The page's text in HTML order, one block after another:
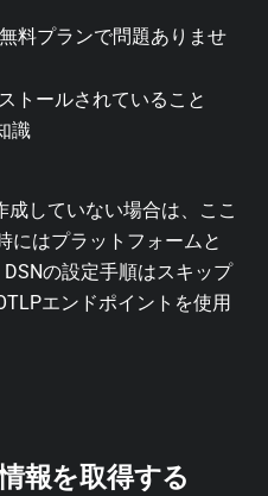
無料プランで問題ありませ
トールされていること
識
成していない場合は、ここ
にはプラットフォームと
の設定手順はスキップ
エンドポイントを使用
報を取得する